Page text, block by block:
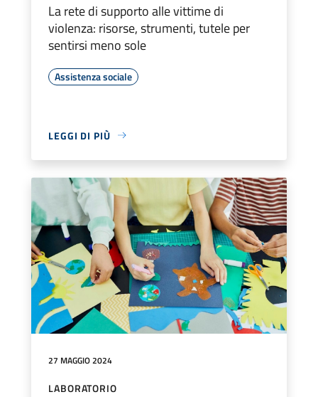
La rete di supporto alle vittime di
violenza: risorse, strumenti, tutele per
sentirsi meno sole
Assistenza sociale
LEGGI DI PIÙ
27 MAGGIO 2024
LABORATORIO